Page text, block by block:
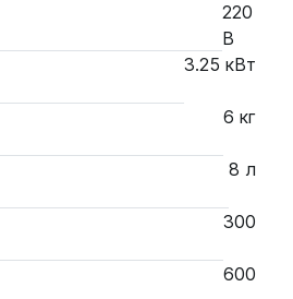
220
В
3.25 кВт
6 кг
8 л
300
600